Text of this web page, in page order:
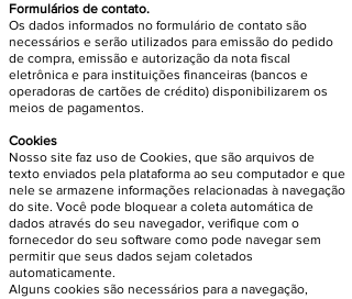
Formulários de contato.
Os dados informados no formulário de contato são
necessários e serão utilizados para emissão do pedido
de compra, emissão e autorização da nota fiscal
eletrônica e para instituições financeiras (bancos e
operadoras de cartões de crédito) disponibilizarem os
meios de pagamentos.
Cookies
Nosso site faz uso de Cookies, que são arquivos de
texto enviados pela plataforma ao seu computador e que
nele se armazene informações relacionadas à navegação
do site. Você pode bloquear a coleta automática de
dados através do seu navegador, verifique com o
fornecedor do seu software como pode navegar sem
permitir que seus dados sejam coletados
automaticamente.
Alguns cookies são necessários para a navegação,